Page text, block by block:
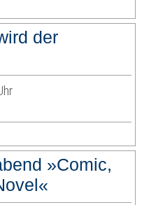
der
»Comic,